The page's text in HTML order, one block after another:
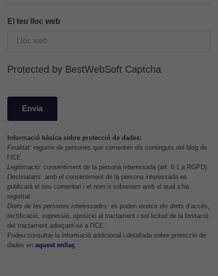
El teu lloc web
Protected by BestWebSoft Captcha
Informació bàsica sobre protecció de dades:
Finalitat: registre de persones que comenten els continguts del blog de
l’ICE.
Legitimació: consentiment de la persona interessada (art. 6.1.a RGPD).
Destinataris: amb el consentiment de la persona interessada es
publicarà el seu comentari i el nom o sobrenom amb el qual s’ha
registrat.
Drets de les persones interessades: es poden exercir els drets d’accés,
rectificació, supressió, oposició al tractament i sol·licitud de la limitació
del tractament adreçant-se a l’ICE.
Podeu consultar la informació addicional i detallada sobre protecció de
dades en aquest enllaç
cookies de
funcionalitat
i l'estructura
web, en
funció de
com aquest
lloc web
s'utilitzi.